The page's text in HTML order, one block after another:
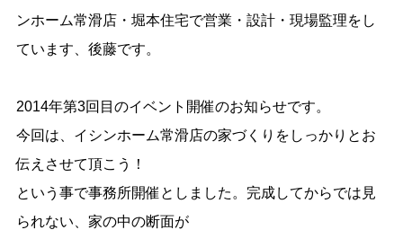
ンホーム常滑店・堀本住宅で営業・設計・現場監理をし
ています、後藤です。
2014年第3回目のイベント開催のお知らせです。
今回は、イシンホーム常滑店の家づくりをしっかりとお
伝えさせて頂こう！
という事で事務所開催としました。完成してからでは見
られない、家の中の断面が